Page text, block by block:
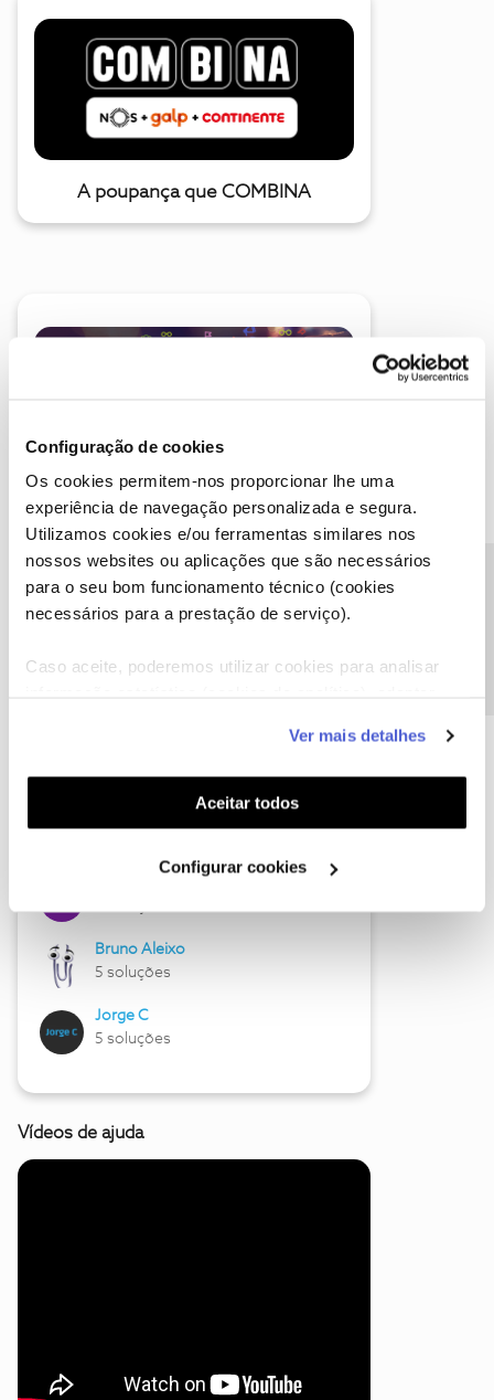
Configuração de cookies
Os cookies permitem-nos proporcionar lhe uma
experiência de navegação personalizada e segura.
Utilizamos cookies e/ou ferramentas similares nos
nossos websites ou aplicações que são necessários
para o seu bom funcionamento técnico (cookies
necessários para a prestação de serviço).
Caso aceite, poderemos utilizar cookies para analisar
funcionalidades (cookies de personalização e
funcionalidade) e adaptar anúncios aos seus interesses
(cookies de publicidade personalizada). Pode gerir a
utilização dos cookies clicando em "Configurar
Ver mais detalhes
Aceitar todos
Configurar cookies
A poupança que COMBINA
Descubra as novidades de julho
17 soluções
Bruno Aleixo
5 soluções
Jorge C
5 soluções
Vídeos de ajuda